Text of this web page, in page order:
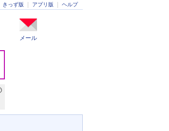
きっず版 アプリ版 ヘルプ
メール